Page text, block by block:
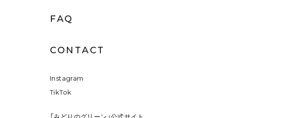
FAQ
CONTACT
Instagram
TikTok
「みどりのグリーン」公式サイト